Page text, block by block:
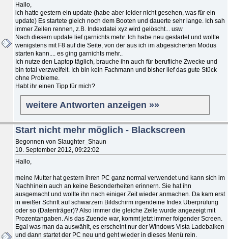
Hallo,
ich hatte gestern ein update (habe aber leider nicht gesehen, was für ein
update) Es startete gleich noch dem Booten und dauerte sehr lange. Ich sah
immer Zeilen rennen, z.B. Indexdatei xyz wird gelöscht... usw
Nach diesem update lief garnichts mehr. Ich habe neu gestartet und wollte
wenigstens mit F8 auf die Seite, von der aus ich im abgesicherten Modus
starten kann.... es ging garnichts mehr..
Ich nutze den Laptop täglich, brauche ihn auch für berufliche Zwecke und
bin total verzweifelt. Ich bin kein Fachmann und bisher lief das gute Stück
ohne Probleme.
Habt ihr einen Tipp für mich?
weitere Antworten anzeigen »»
Start nicht mehr möglich - Blackscreen
Begonnen von Slaughter_Shaun
10. September 2012, 09:22:02
Hallo,
meine Mutter hat gestern ihren PC ganz normal verwendet und kann sich im
Nachhinein auch an keine Besonderheiten erinnern. Sie hat ihn
ausgemacht und wollte ihn nach einiger Zeit wieder anmachen. Da kam erst
in weißer Schrift auf schwarzem Bildschirm irgendeine Index Überprüfung
oder so (Datenträger)? Also immer die gleiche Zeile wurde angezeigt mit
Prozentangaben. Als das Zuende war, kommt jetzt immer folgender Screen.
Egal was man da auswählt, es erscheint nur der Windows Vista Ladebalken
und dann startet der PC neu und geht wieder in dieses Menü rein.